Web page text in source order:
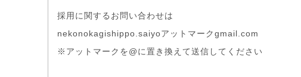
採用に関するお問い合わせは
nekonokagishippo.saiyoアットマークgmail.com
※アットマークを@に置き換えて送信してください